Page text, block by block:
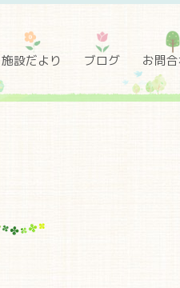
施設だより ブログ お問